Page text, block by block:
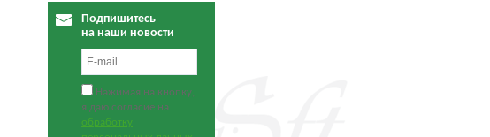
Подпишитесь
на наши новости
Нажимая на кнопку,
я даю согласие на
обработку